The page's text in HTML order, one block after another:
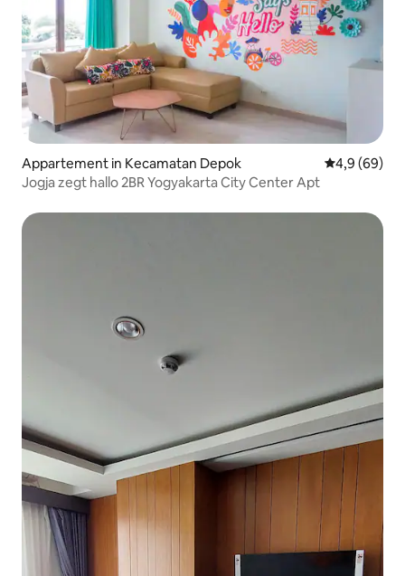
Appartement in Kecamatan Depok Gemiddelde
4,9 (69)
Jogja zegt hallo 2BR Yogyakarta City Center Apt